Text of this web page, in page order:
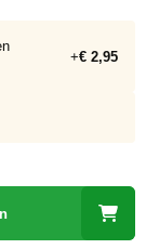
+€ 2,95